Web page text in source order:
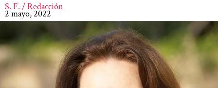
S. F. / Redacción
2 mayo, 2022